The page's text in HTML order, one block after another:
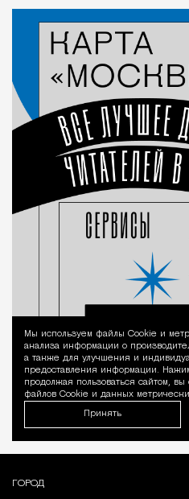
Мы используем файлы Сookie и
анализа информации о
а также для улучшения и
предоставления информации.
продолжая пользоваться сайтом, вы
файлов Cookie и данных
Принять
ГОРОД